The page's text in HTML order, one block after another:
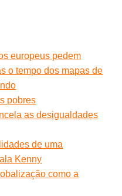
europeus pedem
o tempo dos mapas de
pobres
as desigualdades
de uma
Kenny
como a